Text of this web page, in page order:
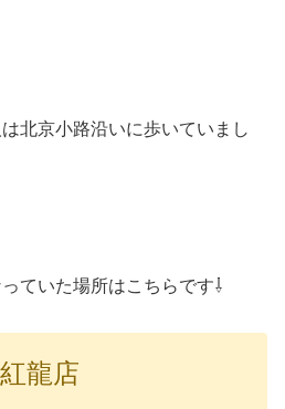
北京小路沿いに歩いていまし
ていた場所はこちらです⇩
龍店